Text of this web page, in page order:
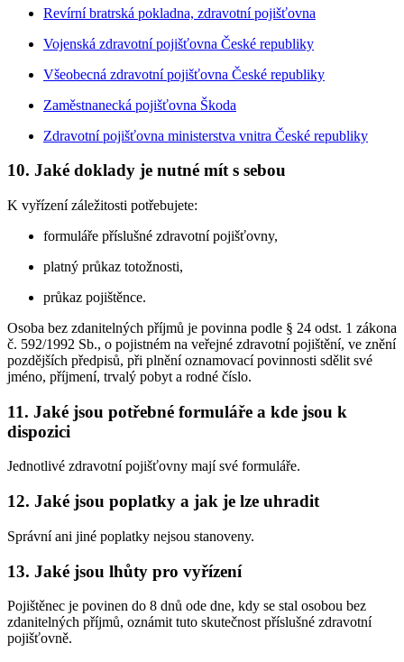
Revírní bratrská pokladna, zdravotní pojišťovna
Vojenská zdravotní pojišťovna České republiky
Všeobecná zdravotní pojišťovna České republiky
Zaměstnanecká pojišťovna Škoda
Zdravotní pojišťovna ministerstva vnitra České republiky
10. Jaké doklady je nutné mít s sebou
K vyřízení záležitosti potřebujete:
formuláře příslušné zdravotní pojišťovny,
platný průkaz totožnosti,
průkaz pojištěnce.
Osoba bez zdanitelných příjmů je povinna podle § 24 odst. 1 zákona
č. 592/1992 Sb., o pojistném na veřejné zdravotní pojištění, ve znění
pozdějších předpisů, při plnění oznamovací povinnosti sdělit své
jméno, příjmení, trvalý pobyt a rodné číslo.
11. Jaké jsou potřebné formuláře a kde jsou k
dispozici
Jednotlivé zdravotní pojišťovny mají své formuláře.
12. Jaké jsou poplatky a jak je lze uhradit
Správní ani jiné poplatky nejsou stanoveny.
13. Jaké jsou lhůty pro vyřízení
Pojištěnec je povinen do 8 dnů ode dne, kdy se stal osobou bez
zdanitelných příjmů, oznámit tuto skutečnost příslušné zdravotní
pojišťovně.